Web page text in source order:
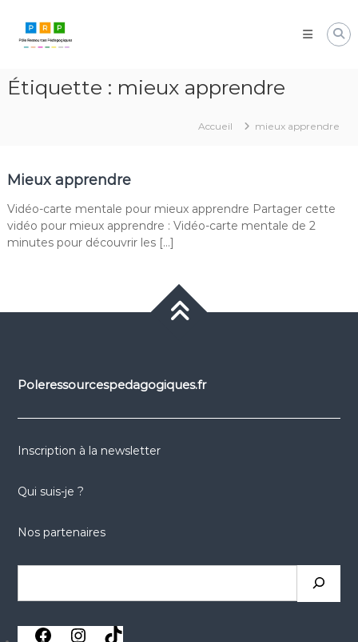
contenu
Pôle
Ressources
les
compétences
Étiquette : mieux apprendre
Accueil mieux apprendre
Mieux apprendre
Vidéo-carte mentale pour mieux apprendre Partager cette
vidéo pour mieux apprendre : Vidéo-carte mentale de 2
minutes pour découvrir les […]
Poleressourcespedagogiques.fr
Inscription à la newsletter
Qui suis-je ?
Nos partenaires
réseaux réseauxréseaux